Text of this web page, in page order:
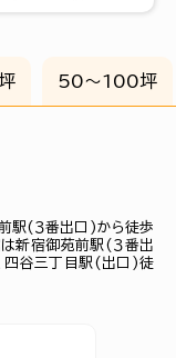
50〜100坪
駅(３番出口)から徒歩
は新宿御苑前駅(３番出
四谷三丁目駅(出口)徒